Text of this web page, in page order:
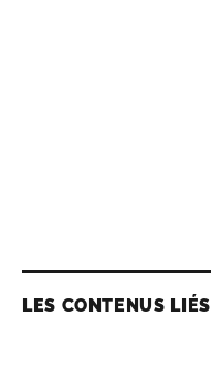
LES CONTENUS LIÉS